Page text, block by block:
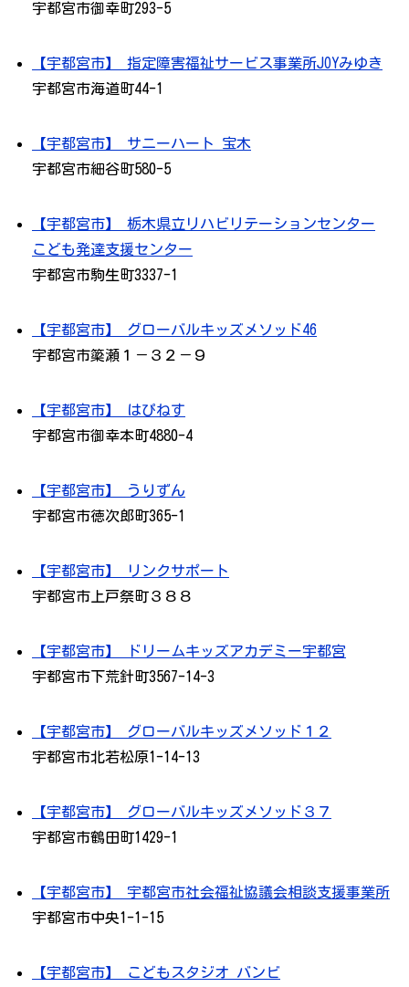
宇都宮市御幸町293-5
【宇都宮市】 指定障害福祉サービス事業所JOYみゆき
宇都宮市海道町44-1
【宇都宮市】 サニーハート 宝木
宇都宮市細谷町580-5
【宇都宮市】 栃木県立リハビリテーションセンター
こども発達支援センター
宇都宮市駒生町3337-1
【宇都宮市】 グローバルキッズメソッド46
宇都宮市簗瀬１－３２－９
【宇都宮市】 はぴねす
宇都宮市御幸本町4880-4
【宇都宮市】 うりずん
宇都宮市徳次郎町365-1
【宇都宮市】 リンクサポート
宇都宮市上戸祭町３８８
【宇都宮市】 ドリームキッズアカデミー宇都宮
宇都宮市下荒針町3567-14-3
【宇都宮市】 グローバルキッズメソッド１２
宇都宮市北若松原1-14-13
【宇都宮市】 グローバルキッズメソッド３７
宇都宮市鶴田町1429-1
【宇都宮市】 宇都宮市社会福祉協議会相談支援事業所
宇都宮市中央1-1-15
【宇都宮市】 こどもスタジオ バンビ